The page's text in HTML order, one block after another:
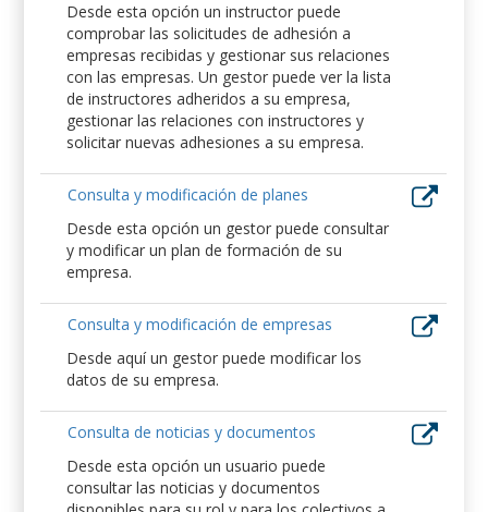
Desde esta opción un instructor puede
comprobar las solicitudes de adhesión a
empresas recibidas y gestionar sus relaciones
con las empresas. Un gestor puede ver la lista
de instructores adheridos a su empresa,
gestionar las relaciones con instructores y
solicitar nuevas adhesiones a su empresa.
Consulta y modificación de planes
Desde esta opción un gestor puede consultar
y modificar un plan de formación de su
empresa.
Consulta y modificación de empresas
Desde aquí un gestor puede modificar los
datos de su empresa.
Consulta de noticias y documentos
Desde esta opción un usuario puede
consultar las noticias y documentos